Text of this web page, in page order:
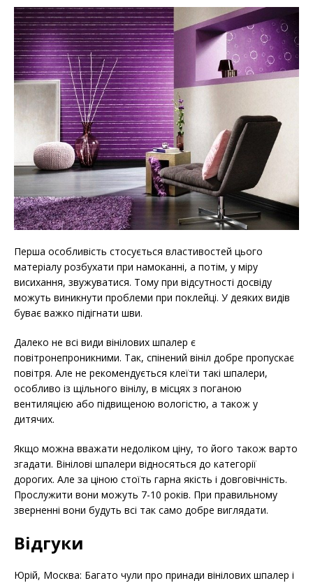
Перша особливість стосується властивостей цього
матеріалу розбухати при намоканні, а потім, у міру
висихання, звужуватися. Тому при відсутності досвіду
можуть виникнути проблеми при поклейці. У деяких видів
буває важко підігнати шви.
Далеко не всі види вінілових шпалер є
повітронепроникними. Так, спінений вініл добре пропускає
повітря. Але не рекомендується клеїти такі шпалери,
особливо із щільного вінілу, в місцях з поганою
вентиляцією або підвищеною вологістю, а також у
дитячих.
Якщо можна вважати недоліком ціну, то його також варто
згадати. Вінілові шпалери відносяться до категорії
дорогих. Але за ціною стоїть гарна якість і довговічність.
Прослужити вони можуть 7-10 років. При правильному
зверненні вони будуть всі так само добре виглядати.
Відгуки
Юрій, Москва: Багато чули про принади вінілових шпалер і